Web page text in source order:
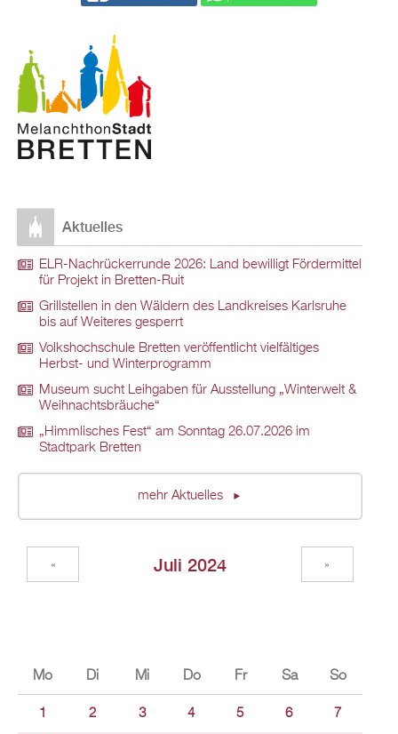
Aktuelles
ELR-Nachrückerrunde 2026: Land bewilligt Fördermittel
für Projekt in Bretten-Ruit
Grillstellen in den Wäldern des Landkreises Karlsruhe
bis auf Weiteres gesperrt
Volkshochschule Bretten veröffentlicht vielfältiges
Herbst- und Winterprogramm
Museum sucht Leihgaben für Ausstellung „Winterwelt &
Weihnachtsbräuche“
„Himmlisches Fest“ am Sonntag 26.07.2026 im
Stadtpark Bretten
mehr Aktuelles
Juli 2024
« »
Mo Di Mi Do Fr Sa So
1 2 3 4 5 6 7